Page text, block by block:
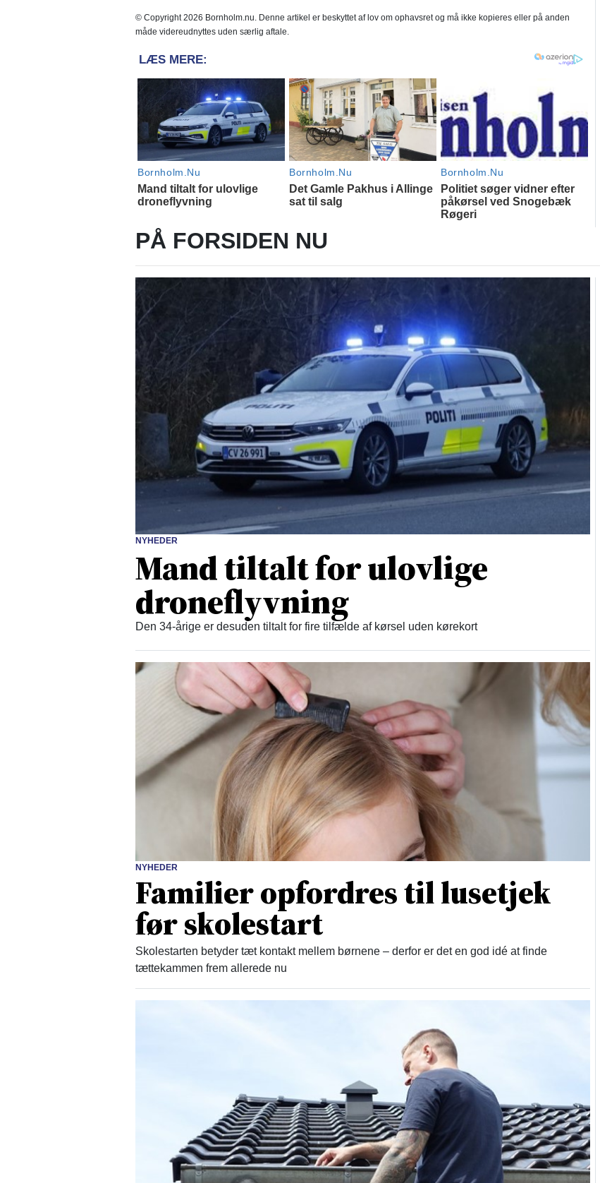
© Copyright 2026 Bornholm.nu. Denne artikel er beskyttet af lov om ophavsret og må ikke kopieres eller på anden
måde videreudnyttes uden særlig aftale.
PÅ FORSIDEN NU
NYHEDER
Mand tiltalt for ulovlige
droneflyvning
Den 34-årige er desuden tiltalt for fire tilfælde af kørsel uden kørekort
NYHEDER
Familier opfordres til lusetjek
før skolestart
Skolestarten betyder tæt kontakt mellem børnene – derfor er det en god idé at finde
tættekammen frem allerede nu